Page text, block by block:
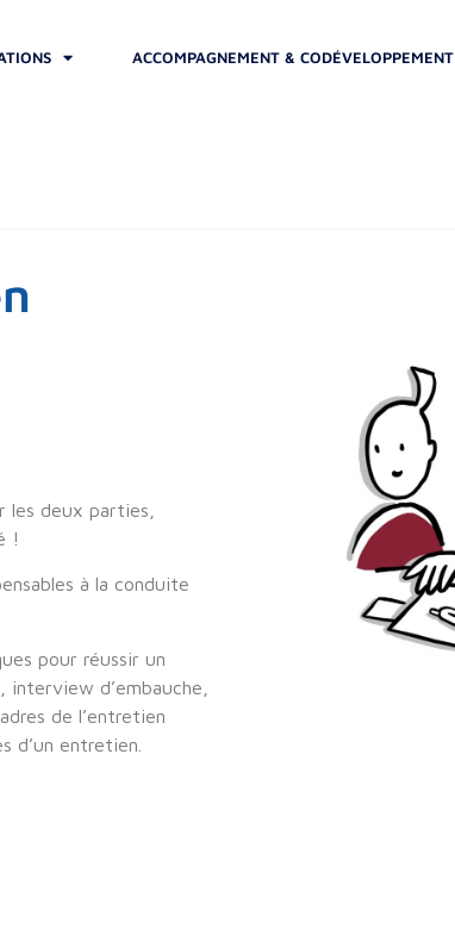
ACCOMPAGNEMENT & CODÉVELOPPEMENT
deux parties,
!
à la conduite
pour réussir un
d’embauche,
de l’entretien
d’un entretien.